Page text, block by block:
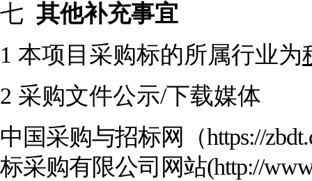
七 其他补充事宜
1 本项目采购标的所属行业为
2 采购文件公示/下载媒体
中国采购与招标网（https://
标采购有限公司网站(http://